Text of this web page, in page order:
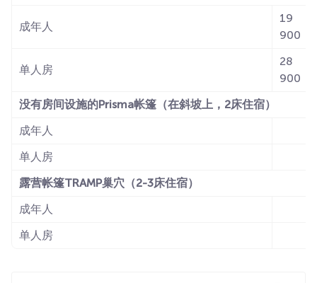
成年人
19
900
单人房
28
900
没有房间设施的Prisma帐篷（在斜坡上，2床住宿）
成年人
单人房
露营帐篷TRAMP巢穴（2-3床住宿）
成年人
单人房